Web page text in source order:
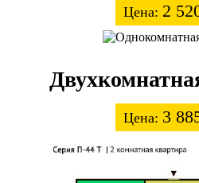
Цена: 2
Цена: 3